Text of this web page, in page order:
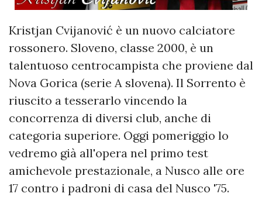
Kristjan Cvijanović è un nuovo calciatore
rossonero. Sloveno, classe 2000, è un
talentuoso centrocampista che proviene dal
Nova Gorica (serie A slovena). Il Sorrento è
riuscito a tesserarlo vincendo la
concorrenza di diversi club, anche di
categoria superiore. Oggi pomeriggio lo
vedremo già all'opera nel primo test
amichevole prestazionale, a Nusco alle ore
17 contro i padroni di casa del Nusco '75.